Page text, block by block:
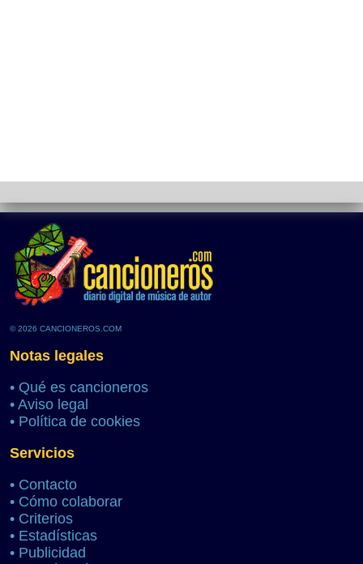
© 2026 CANCIONEROS.COM
Notas legales
• Qué es cancioneros
• Aviso legal
• Política de cookies
Servicios
• Contacto
• Cómo colaborar
• Criterios
• Estadísticas
• Publicidad